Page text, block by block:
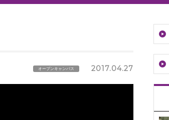
オープンキャンパス 2017.04.27